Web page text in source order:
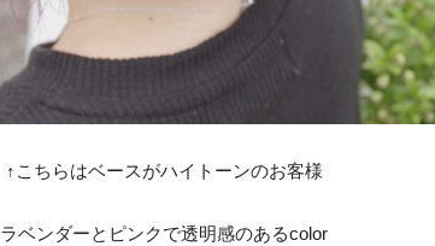
↑こちらはベースがハイトーンのお客様
ラベンダーとピンクで透明感のあるcolor